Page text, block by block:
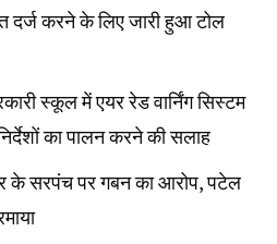
दर्ज करने के लिए जारी हुआ टोल
स्कूल में एयर रेड वार्निंग सिस्टम
का पालन करने की सलाह
के सरपंच पर गबन का आरोप, पटेल